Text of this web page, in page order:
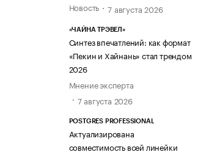
Новость
7 августа 2026
«ЧАЙНА ТРЭВЕЛ»
Синтез впечатлений: как формат
«Пекин и Хайнань» стал трендом
2026
Мнение эксперта
7 августа 2026
POSTGRES PROFESSIONAL
Актуализирована
совместимость всей линейки